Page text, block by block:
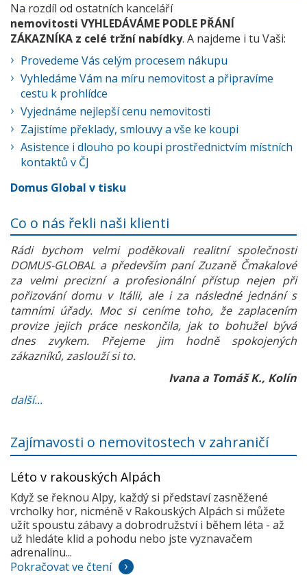
Na rozdíl od ostatních kanceláří
nemovitosti VYHLEDÁVÁME PODLE PŘÁNÍ
ZÁKAZNÍKA z celé tržní nabídky. A najdeme i tu Vaši:
Provedeme Vás celým procesem nákupu
Vyhledáme Vám na míru nemovitost a připravíme
cestu k prohlídce
Vyjednáme nejlepší cenu nemovitosti
Zajistíme překlady, smlouvy a vše ke koupi
Asistence i dlouho po koupi prostřednictvím místních
kontaktů v ČJ
Domus Global v tisku
Co o nás řekli naši klienti
Rádi bychom velmi poděkovali realitní společnosti
DOMUS-GLOBAL a především paní Zuzaně Čmakalové
za velmi precizní a profesionální přístup nejen při
pořizování domu v Itálii, ale i za následné jednání s
tamními úřady. Moc si ceníme toho, že zaplacením
provize jejich práce neskončila, jak to bohužel bývá
dnes zvykem. Přejeme jim hodně spokojených
zákazníků, zaslouží si to.
Ivana a Tomáš K., Kolín
další...
Zajímavosti o nemovitostech v zahraničí
Léto v rakouských Alpách
Když se řeknou Alpy, každý si představí zasněžené
vrcholky hor, nicméně v Rakouských Alpách si můžete
užít spoustu zábavy a dobrodružství i během léta - až
už hledáte klid a pohodu nebo jste vyznavačem
adrenalinu...
Pokračovat ve čtení